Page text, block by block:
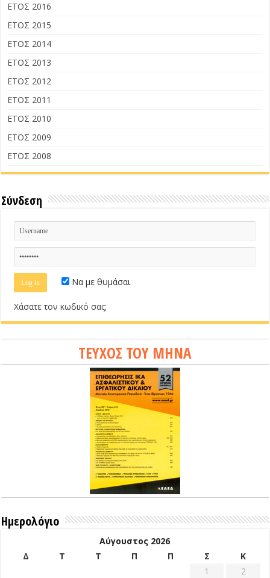
ΕΤΟΣ 2016
ΕΤΟΣ 2015
ΕΤΟΣ 2014
ΕΤΟΣ 2013
ΕΤΟΣ 2012
ΕΤΟΣ 2011
ΕΤΟΣ 2010
ΕΤΟΣ 2009
ΕΤΟΣ 2008
Σύνδεση
Να με θυμάσαι
Χάσατε τον κωδικό σας;
ΤΕΥΧΟΣ ΤΟΥ ΜΗΝΑ
Ημερολόγιο
Αύγουστος 2026
Δ
Τ Τ Π Π Σ
Κ
1
2